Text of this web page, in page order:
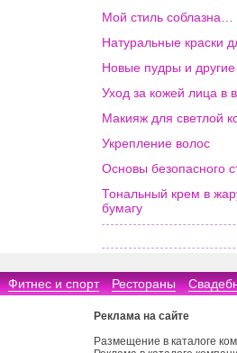
Мой стиль соблазна…
Натуральные краски
Новые пудры и другие
Уход за кожей лица в
Макияж для светлой
Укрепление волос
Основы безопасного
Тональный крем в
бумагу
Фитнес и спорт Рестораны
Реклама на сайте
Размещение в каталоге